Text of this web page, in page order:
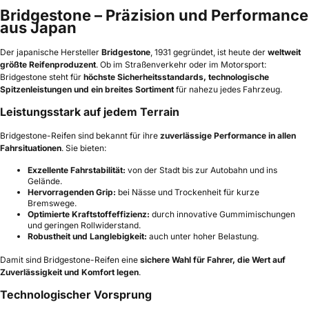
Bridgestone – Präzision und Performance
aus Japan
Der japanische Hersteller Bridgestone, 1931 gegründet, ist heute der weltweit
größte Reifenproduzent. Ob im Straßenverkehr oder im Motorsport:
Bridgestone steht für höchste Sicherheitsstandards, technologische
Spitzenleistungen und ein breites Sortiment für nahezu jedes Fahrzeug.
Leistungsstark auf jedem Terrain
Bridgestone-Reifen sind bekannt für ihre zuverlässige Performance in allen
Fahrsituationen. Sie bieten:
Exzellente Fahrstabilität: von der Stadt bis zur Autobahn und ins
Gelände.
Hervorragenden Grip: bei Nässe und Trockenheit für kurze
Bremswege.
Optimierte Kraftstoffeffizienz: durch innovative Gummimischungen
und geringen Rollwiderstand.
Robustheit und Langlebigkeit: auch unter hoher Belastung.
Damit sind Bridgestone-Reifen eine sichere Wahl für Fahrer, die Wert auf
Zuverlässigkeit und Komfort legen.
Technologischer Vorsprung